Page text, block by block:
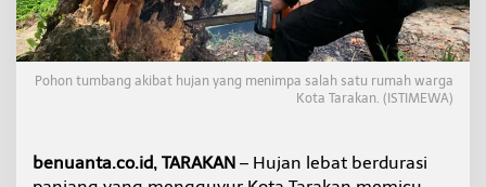
B
P
B
D
T
k
a
Pohon tumbang akibat hujan yang menimpa salah satu rumah warga
Kota Tarakan. (ISTIMEWA)
benuanta.co.id, TARAKAN – Hujan lebat berdurasi